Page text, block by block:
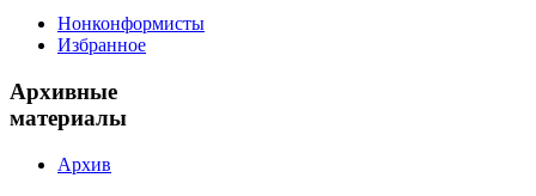
Нонконформисты
Избранное
Архивные
материалы
Архив